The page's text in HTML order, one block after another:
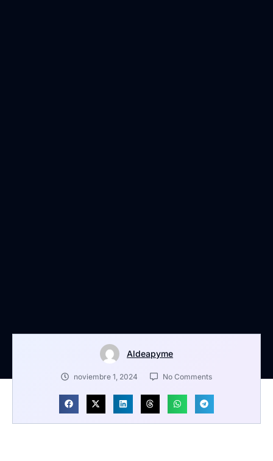
Aldeapyme
noviembre 1, 2024 No Comments